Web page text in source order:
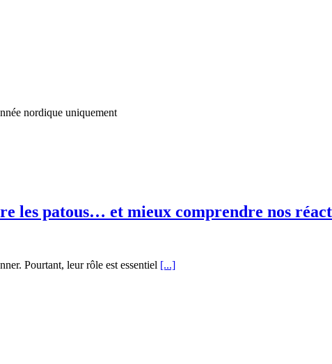
nordique uniquement
les patous… et mieux comprendre nos
Pourtant, leur rôle est essentiel [...]